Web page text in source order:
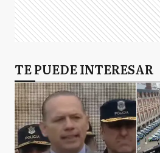
Fernando
Navarro
Daniel
TE PUEDE INTERESAR